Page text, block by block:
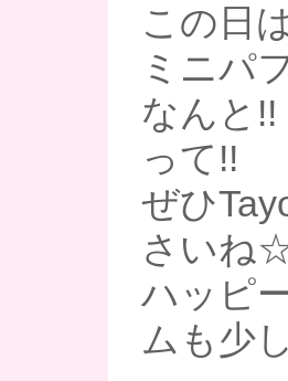
この日
ミニパ
なんと
って!!
ぜひ
さいね
ハッピ
ムも少